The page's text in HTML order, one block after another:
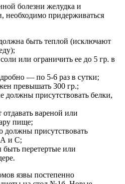
болезни желудка и
необходимо придерживаться
быть теплой (исключают
соли или ограничить ее до 5 гр. в
— по 5-6 раз в сутки;
превышать 300 гр.;
должны присутствовать белки,
отдавать вареной или
пище;
должны присутствовать
и С;
перетертые или
язвы постепенно